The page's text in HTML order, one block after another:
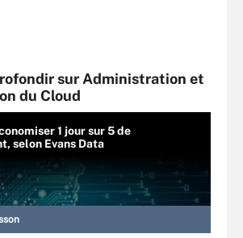
sur Administration et
du Cloud
1 jour sur 5 de
selon Evans Data